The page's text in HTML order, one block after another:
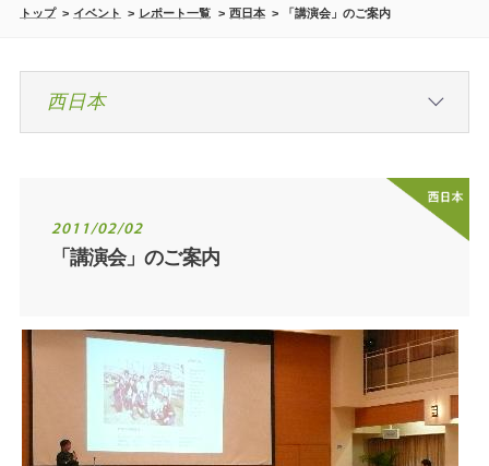
トップ イベント レポート一覧 西日本 「講演会」のご案内
2011/02/02
「講演会」のご案内